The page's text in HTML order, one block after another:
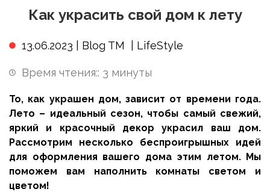
Как украсить свой дом к лету
13.06.2023 | Blog TM LifeStyle
Время чтения:: 3 минуты
То, как украшен дом, зависит от времени года.
Лето – идеальный сезон, чтобы самый свежий,
яркий и красочный декор украсил ваш дом.
Рассмотрим несколько беспроигрышных идей
для оформления вашего дома этим летом. Мы
поможем вам наполнить комнаты светом и
цветом!